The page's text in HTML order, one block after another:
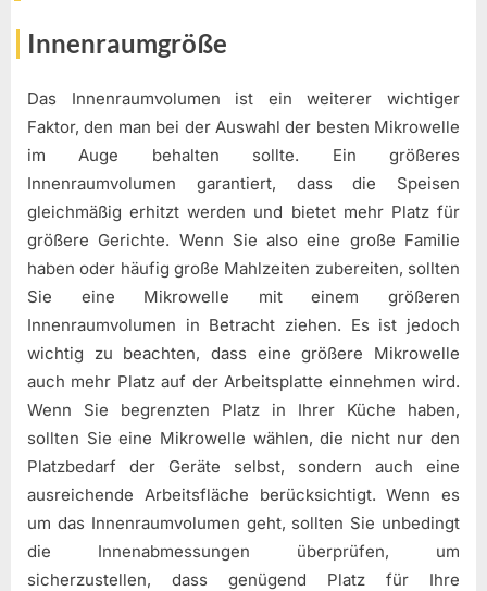
Innenraumgröße
Das Innenraumvolumen ist ein weiterer wichtiger
Faktor, den man bei der Auswahl der besten Mikrowelle
im Auge behalten sollte. Ein größeres
Innenraumvolumen garantiert, dass die Speisen
gleichmäßig erhitzt werden und bietet mehr Platz für
größere Gerichte. Wenn Sie also eine große Familie
haben oder häufig große Mahlzeiten zubereiten, sollten
Sie eine Mikrowelle mit einem größeren
Innenraumvolumen in Betracht ziehen. Es ist jedoch
wichtig zu beachten, dass eine größere Mikrowelle
auch mehr Platz auf der Arbeitsplatte einnehmen wird.
Wenn Sie begrenzten Platz in Ihrer Küche haben,
sollten Sie eine Mikrowelle wählen, die nicht nur den
Platzbedarf der Geräte selbst, sondern auch eine
ausreichende Arbeitsfläche berücksichtigt. Wenn es
um das Innenraumvolumen geht, sollten Sie unbedingt
die Innenabmessungen überprüfen, um
sicherzustellen, dass genügend Platz für Ihre